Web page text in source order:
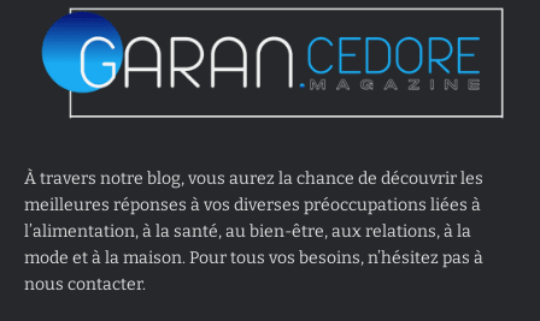
À travers notre blog, vous aurez la chance de découvrir les
meilleures réponses à vos diverses préoccupations liées à
l’alimentation, à la santé, au bien-être, aux relations, à la
mode et à la maison. Pour tous vos besoins, n’hésitez pas à
nous contacter.